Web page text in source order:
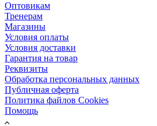
Оптовикам
Тренерам
Магазины
Условия оплаты
Условия доставки
Гарантия на товар
Реквизиты
Обработка персональных данных
Публичная оферта
Политика файлов Cookies
Помощь